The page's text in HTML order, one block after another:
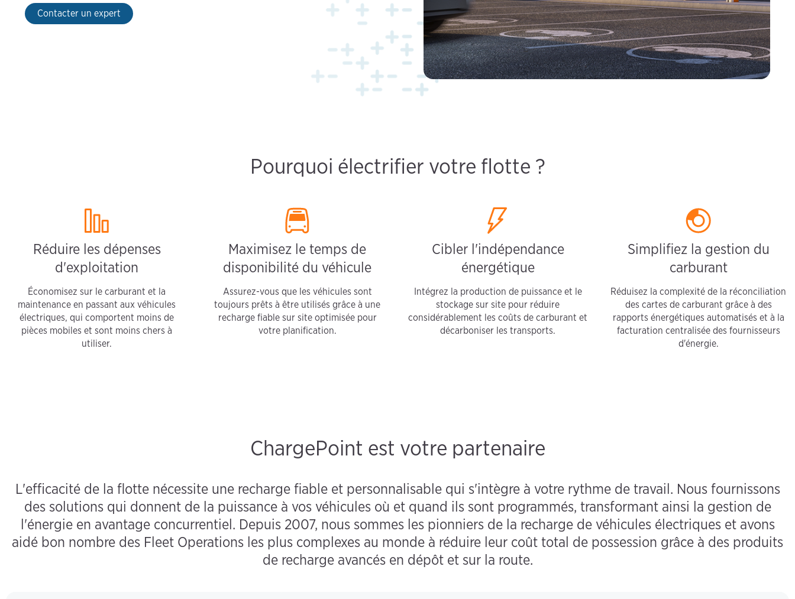
Contacter un expert
Pourquoi électrifier votre flotte ?
Réduire les dépenses
d'exploitation
Économisez sur le carburant et la
maintenance en passant aux véhicules
électriques, qui comportent moins de
pièces mobiles et sont moins chers à
utiliser.
Maximisez le temps de
disponibilité du véhicule
Assurez-vous que les véhicules sont
toujours prêts à être utilisés grâce à une
recharge fiable sur site optimisée pour
votre planification.
Cibler l'indépendance
énergétique
Intégrez la production de puissance et le
stockage sur site pour réduire
considérablement les coûts de carburant et
décarboniser les transports.
Simplifiez la gestion du
carburant
Réduisez la complexité de la réconciliation
des cartes de carburant grâce à des
rapports énergétiques automatisés et à la
facturation centralisée des fournisseurs
d'énergie.
ChargePoint est votre partenaire
L'efficacité de la flotte nécessite une recharge fiable et personnalisable qui s'intègre à votre rythme de travail. Nous fournissons
des solutions qui donnent de la puissance à vos véhicules où et quand ils sont programmés, transformant ainsi la gestion de
l'énergie en avantage concurrentiel. Depuis 2007, nous sommes les pionniers de la recharge de véhicules électriques et avons
aidé bon nombre des Fleet Operations les plus complexes au monde à réduire leur coût total de possession grâce à des produits
de recharge avancés en dépôt et sur la route.